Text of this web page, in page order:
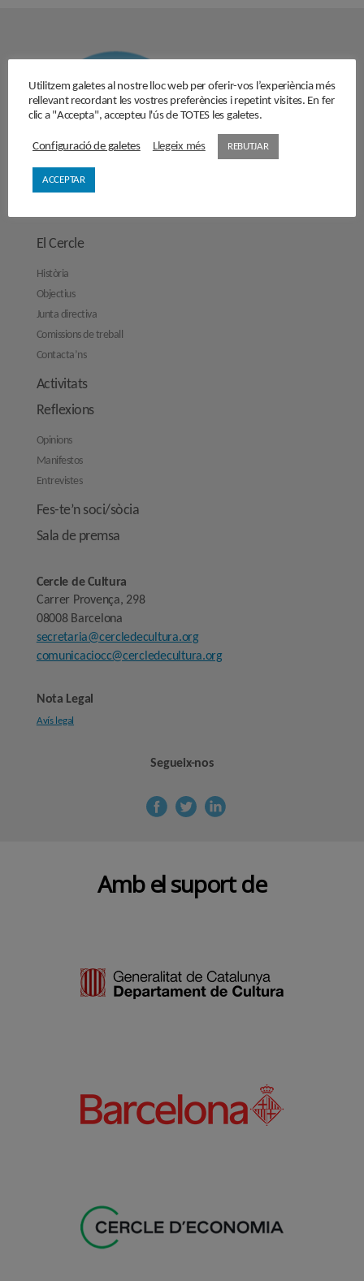
El Cercle
Història
Objectius
Junta directiva
Comissions de treball
Contacta’ns
Activitats
Reflexions
Opinions
Manifestos
Entrevistes
Fes-te’n soci/sòcia
Sala de premsa
Cercle de Cultura
Carrer Provença, 298
08008 Barcelona
secretaria@cercledecultura.org
comunicaciocc@cercledecultura.org
Nota Legal
Avís legal
Segueix-nos
Amb el suport de
Utilitzem galetes al nostre lloc web per oferir-vos l’experiència més
rellevant recordant les vostres preferències i repetint visites. En fer
clic a "Accepta", accepteu l'ús de TOTES les galetes.
Configuració de galetes Llegeix més REBUTJAR
ACCEPTAR